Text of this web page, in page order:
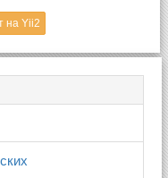
на Yii2